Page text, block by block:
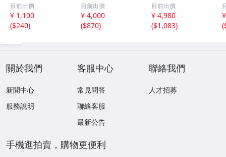
30cm 在銘 共箱
古美術品(華道具
花生花瓶花生飾
目前出價
¥ 1,100
($240)
目前出價
¥ 4,000
($870)
目前出價
¥ 4,980
($1,083)
(
關於我們
新聞中心
服務說明
客服中心
常見問答
聯絡客服
最新公告
聯絡我們
人才招募
手機逛拍賣，購物更便利